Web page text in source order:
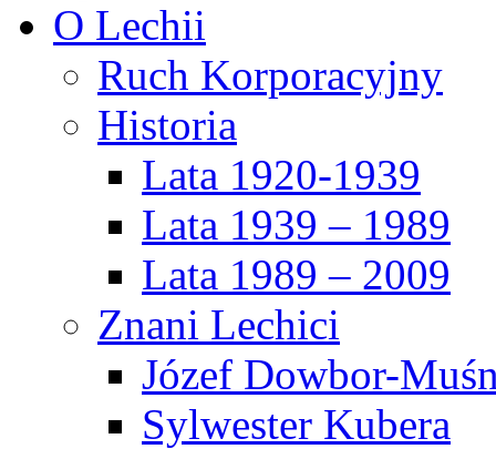
O Lechii
Ruch Korporacyjny
Historia
Lata 1920-1939
Lata 1939 – 1989
Lata 1989 – 2009
Znani Lechici
Józef Dowbor-
Sylwester Kubera